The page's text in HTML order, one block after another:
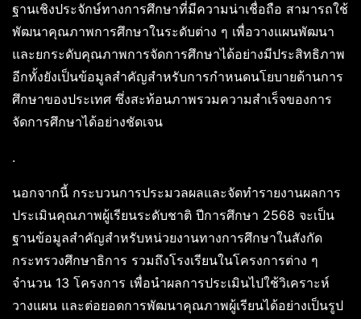
ฐานเชิงประจักษ์ทางการศึกษาที่มีความน่าเชื่อถือ สามารถใช้
พัฒนาคุณภาพการศึกษาในระดับต่าง ๆ เพื่อวางแผนพัฒนา
และยกระดับคุณภาพการจัดการศึกษาได้อย่างมีประสิทธิภาพ
อีกทั้งยังเป็นข้อมูลสำคัญสำหรับการกำหนดนโยบายด้านการ
ศึกษาของประเทศ ซึ่งสะท้อนภาพรวมความสำเร็จของการ
จัดการศึกษาได้อย่างชัดเจน
.
นอกจากนี้ กระบวนการประมวลผลและจัดทำรายงานผลการ
ประเมินคุณภาพผู้เรียนระดับชาติ ปีการศึกษา 2568 จะเป็น
ฐานข้อมูลสำคัญสำหรับหน่วยงานทางการศึกษาในสังกัด
กระทรวงศึกษาธิการ รวมถึงโรงเรียนในโครงการต่าง ๆ
จำนวน 13 โครงการ เพื่อนำผลการประเมินไปใช้วิเคราะห์
วางแผน และต่อยอดการพัฒนาคุณภาพผู้เรียนได้อย่างเป็นรูป